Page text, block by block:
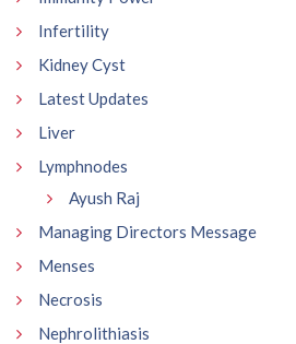
Infertility
Kidney Cyst
Latest Updates
Liver
Lymphnodes
Ayush Raj
Managing Directors Message
Menses
Necrosis
Nephrolithiasis